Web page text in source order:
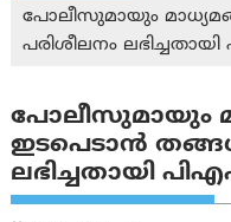
പോലീസുമായും
പരിശീലനം
പോലീസുമായും
ഇടപെടാൻ
ലഭിച്ചതായി